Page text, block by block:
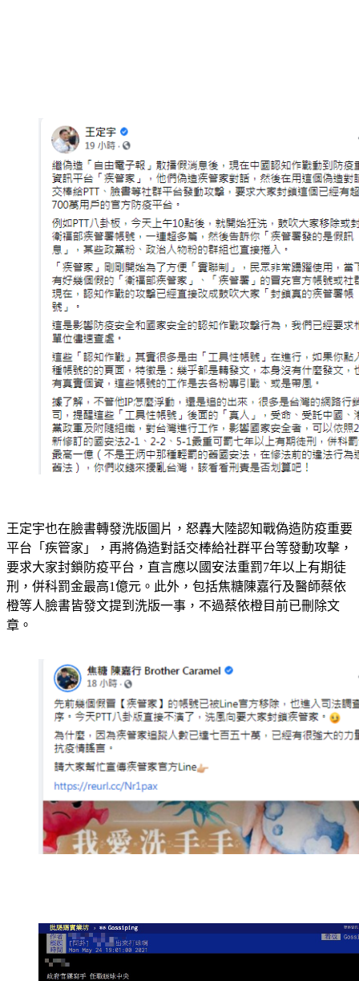
王定宇也在臉書轉發洗版圖片，怒轟大陸認知戰偽造防疫重要
平台「疾管家」，再將偽造對話交棒給社群平台等發動攻擊，
要求大家封鎖防疫平台，直言應以國安法重罰7年以上有期徒
刑，併科罰金最高1億元。此外，包括焦糖陳嘉行及醫師蔡依
橙等人臉書皆發文提到洗版一事，不過蔡依橙目前已刪除文